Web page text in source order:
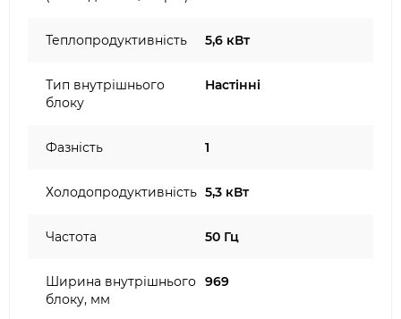
Теплопродуктивність 5,6 кВт
Тип внутрішнього
блоку
Настінні
Фазність 1
Холодопродуктивність 5,3 кВт
Частота 50 Гц
Ширина внутрішнього
блоку, мм
969